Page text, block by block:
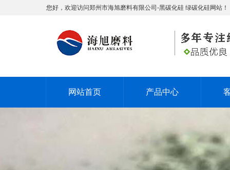
您好，欢迎访问郑州市海旭磨料有限公司-黑碳化硅 绿碳化硅网站！
网站首页 产品中心